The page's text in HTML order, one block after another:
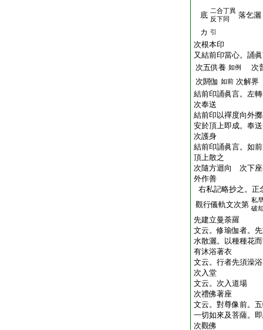
底 二合丁異
反下同
落乞灑
カ 引
次根本印
又結前印當心。誦
次五供養 如例
次
次閼伽 如前 次解界
結前印誦眞言。左
次奉送
結前印以禪度向外
安於頂上即成。奉
次護身
結前印誦眞言。如
頂上散之
次隨方迴向 次下
外作善
右私記略抄之。正
觀行儀軌文次第 私
破
先建立曼荼羅
文云。修瑜伽者。
水散灑。以種種花
有沐浴著衣
文云。行者先須澡
次入堂
文云。次入道場
次禮佛著座
文云。對尊像前。
一切如來及菩薩。
次觀佛